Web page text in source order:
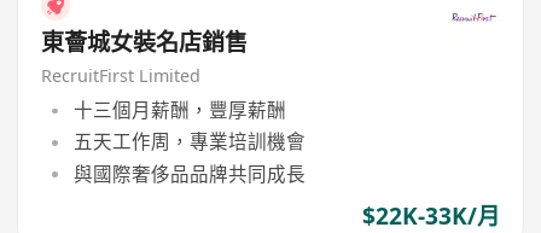
東薈城女裝名店銷售
RecruitFirst Limited
十三個月薪酬，豐厚薪酬
五天工作周，專業培訓機會
與國際奢侈品品牌共同成長
$22K-33K/月